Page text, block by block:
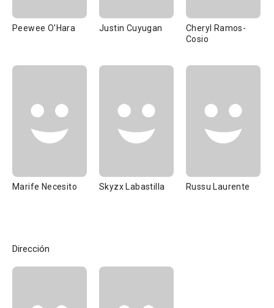
Peewee O'Hara Justin Cuyugan
Cheryl Ramos-
Cosio
Marife Necesito Skyzx Labastilla Russu Laurente
Dirección